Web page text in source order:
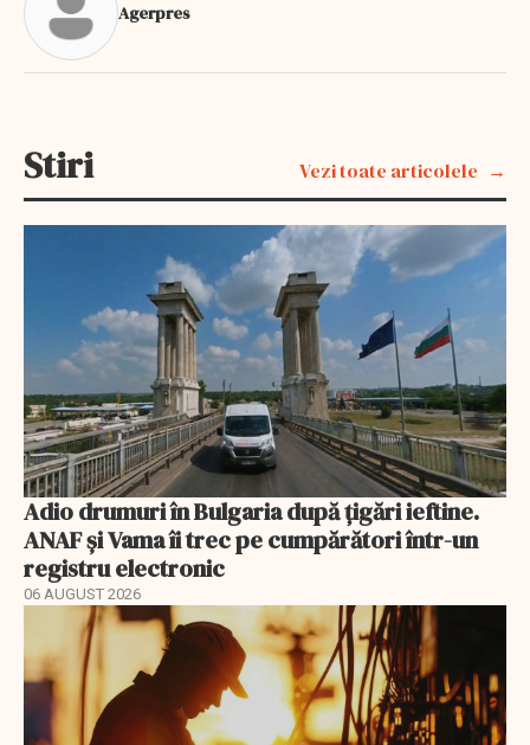
Agerpres
Stiri Vezi toate articolele
Adio drumuri în Bulgaria după țigări ieftine.
ANAF și Vama îi trec pe cumpărători într-un
registru electronic
06 AUGUST 2026